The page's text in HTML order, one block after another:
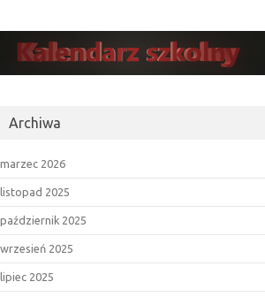
Archiwa
marzec 2026
listopad 2025
październik 2025
wrzesień 2025
lipiec 2025